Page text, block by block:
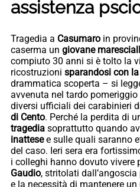
assistenza
Tragedia a Casumaro in
caserma un giovane
compiuto 30 anni si è tolto la
ricostruzioni sparandosi con
drammatica scoperta – si
avvenuta nel tardo
diversi ufficiali dei carabinieri
di Cento. Perché la perdita di
tragedia soprattutto quando
inattesee sulle quali saranno
del caso. Ieri sera era
i colleghi hanno dovuto vivere
Gaudio, stritolati dall’angoscia
e la necessità di mantenere